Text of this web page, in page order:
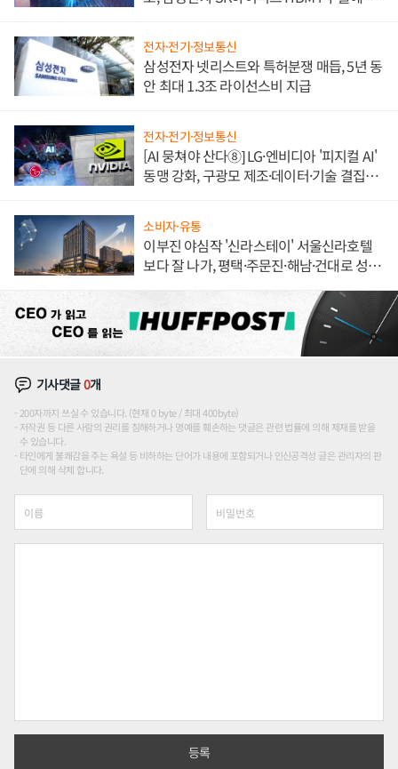
전자·전기·정보통신
삼성전자 넷리스트와 특허분쟁 매듭, 5년 동
안 최대 1.3조 라이선스비 지급
전자·전기·정보통신
[AI 뭉쳐야 산다⑧] LG·엔비디아 '피지컬 AI'
동맹 강화, 구광모 제조·데이터·기술 결집
소비자·유통
이부진 야심작 '신라스테이' 서울신라호텔
보다 잘 나가, 평택·주문진·해남·건대로 성
기사댓글0개
200자까지 쓰실 수 있습니다. (현재 0 byte / 최대 400byte)
저작권 등 다른 사람의 권리를 침해하거나 명예를 훼손하는 댓글은 관련 법률에 의해 제재를 받을
수 있습니다.
타인에게 불쾌감을 주는 욕설 등 비하하는 단어가 내용에 포함되거나 인신공격성 글은 관리자의 판
단에 의해 삭제 합니다.